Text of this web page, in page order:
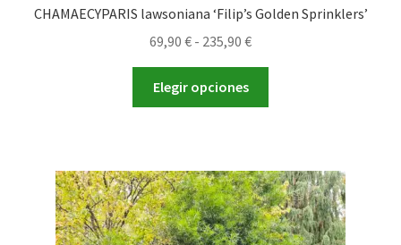
CHAMAECYPARIS lawsoniana ‘Filip’s Golden Sprinklers’
69,90 € - 235,90 €Rango
desde
235,90 €
Elegir opciones
Las
opciones
se